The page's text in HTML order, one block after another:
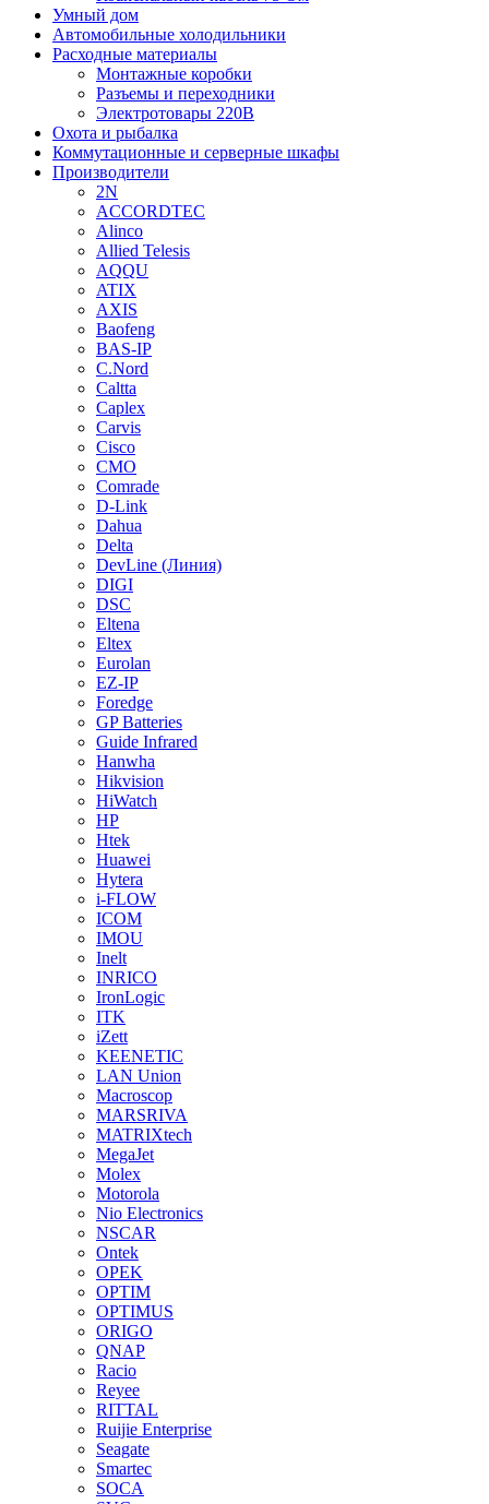
Умный дом
Автомобильные холодильники
Расходные материалы
Монтажные коробки
Разъемы и переходники
Электротовары 220В
Охота и рыбалка
Коммутационные и серверные шкафы
Производители
2N
ACCORDTEC
Alinco
Allied Telesis
AQQU
ATIX
AXIS
Baofeng
BAS-IP
C.Nord
Caltta
Caplex
Carvis
Cisco
CMO
Comrade
D-Link
Dahua
Delta
DevLine (Линия)
DIGI
DSC
Eltena
Eltex
Eurolan
EZ-IP
Foredge
GP Batteries
Guide Infrared
Hanwha
Hikvision
HiWatch
HP
Htek
Huawei
Hytera
i-FLOW
ICOM
IMOU
Inelt
INRICO
IronLogic
ITK
iZett
KEENETIC
LAN Union
Macroscop
MARSRIVA
MATRIXtech
MegaJet
Molex
Motorola
Nio Electronics
NSCAR
Ontek
OPEK
OPTIM
OPTIMUS
ORIGO
QNAP
Racio
Reyee
RITTAL
Ruijie Enterprise
Seagate
Smartec
SOCA